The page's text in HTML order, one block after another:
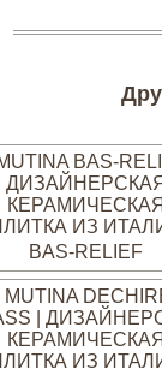
BAS-RELIEF